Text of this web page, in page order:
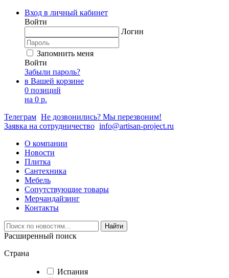
Вход в личный кабинет
Войти
Логин
Запомнить меня
Войти
Забыли пароль?
в Вашей корзине
0 позиций
на 0 р.
Телеграм Не дозвонились? Мы перезвоним!
Заявка на сотрудничество info@artisan-project.ru
О компании
Новости
Плитка
Сантехника
Мебель
Сопутствующие товары
Мерчандайзинг
Контакты
Найти
Расширенный поиск
Страна
Испания